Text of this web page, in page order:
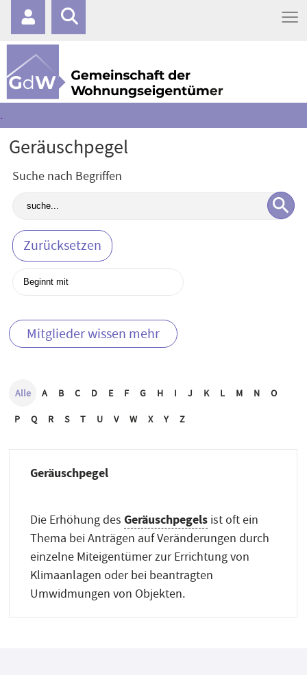
≡
.
Geräuschpegel
Suche nach Begriffen
Mitglieder wissen mehr
Alle A B C D E F G H I J K L M N O
P Q R S T U V W X Y Z
Geräuschpegel
Die Erhöhung desGeräuschpegels ist oft ein
Thema bei Anträgen auf Veränderungen durch
einzelne Miteigentümer zur Errichtung von
Klimaanlagen oder bei beantragten
Umwidmungen von Objekten.